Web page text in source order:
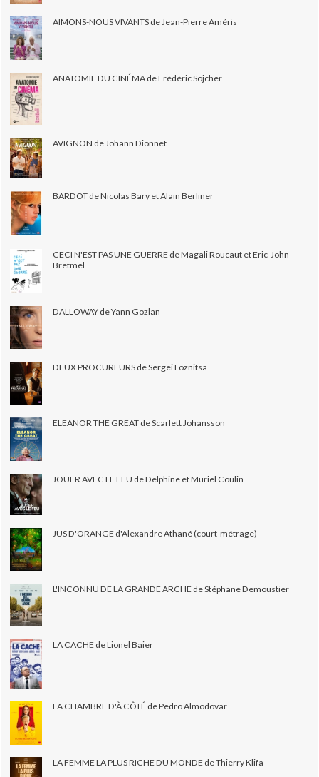
AIMONS-NOUS VIVANTS de Jean-Pierre Améris
ANATOMIE DU CINÉMA de Frédéric Sojcher
AVIGNON de Johann Dionnet
BARDOT de Nicolas Bary et Alain Berliner
CECI N'EST PAS UNE GUERRE de Magali Roucaut et Eric-John
Bretmel
DALLOWAY de Yann Gozlan
DEUX PROCUREURS de Sergei Loznitsa
ELEANOR THE GREAT de Scarlett Johansson
JOUER AVEC LE FEU de Delphine et Muriel Coulin
JUS D'ORANGE d'Alexandre Athané (court-métrage)
L'INCONNU DE LA GRANDE ARCHE de Stéphane Demoustier
LA CACHE de Lionel Baier
LA CHAMBRE D'À CÔTÉ de Pedro Almodovar
LA FEMME LA PLUS RICHE DU MONDE de Thierry Klifa